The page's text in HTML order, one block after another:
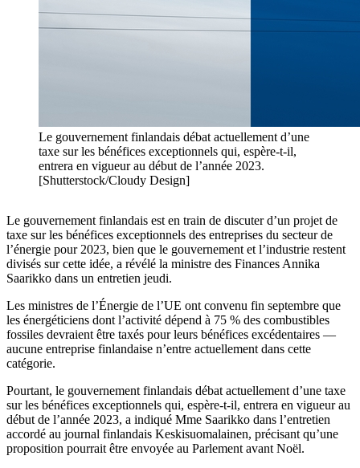
Le gouvernement finlandais débat actuellement d’une
taxe sur les bénéfices exceptionnels qui, espère-t-il,
entrera en vigueur au début de l’année 2023.
[Shutterstock/Cloudy Design]
Le gouvernement finlandais est en train de discuter d’un projet de
taxe sur les bénéfices exceptionnels des entreprises du secteur de
l’énergie pour 2023, bien que le gouvernement et l’industrie restent
divisés sur cette idée, a révélé la ministre des Finances Annika
Saarikko dans un entretien jeudi.
Les ministres de l’Énergie de l’UE ont convenu fin septembre que
les énergéticiens dont l’activité dépend à 75 % des combustibles
fossiles devraient être taxés pour leurs bénéfices excédentaires —
aucune entreprise finlandaise n’entre actuellement dans cette
catégorie.
Pourtant, le gouvernement finlandais débat actuellement d’une taxe
sur les bénéfices exceptionnels qui, espère-t-il, entrera en vigueur au
début de l’année 2023, a indiqué Mme Saarikko dans l’entretien
accordé au journal finlandais Keskisuomalainen, précisant qu’une
proposition pourrait être envoyée au Parlement avant Noël.